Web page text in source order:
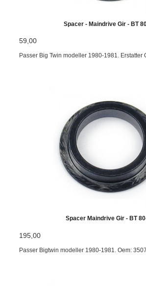
Spacer - Maindrive Gir - BT
59,00
Passer Big Twin modeller 1980-1981. Erstatter
Spacer Maindrive Gir - BT
195,00
Passer Bigtwin modeller 1980-1981. Oem: